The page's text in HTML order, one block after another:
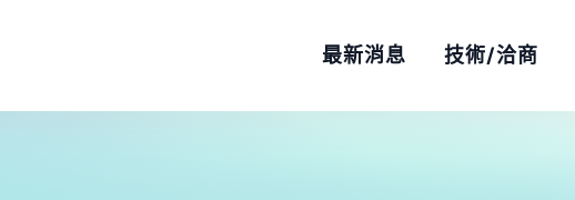
最新消息 技術/洽商